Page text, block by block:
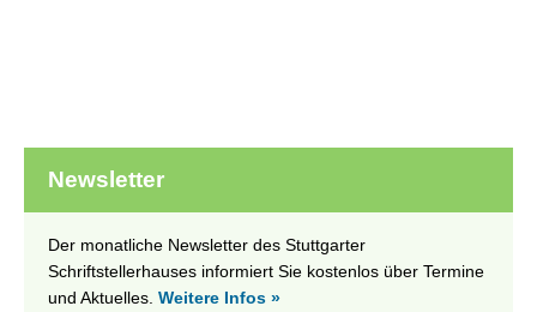
Newsletter
Der monatliche Newsletter des Stuttgarter
Schriftstellerhauses informiert Sie kostenlos über Termine
und Aktuelles. Weitere Infos »